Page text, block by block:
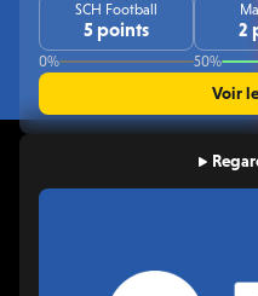
SCH Football
5 points
0%
2
50%
Voir